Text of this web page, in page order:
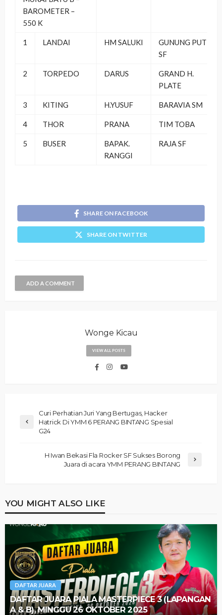
BAROMETER –
550 K
1 LANDAI HM SALUKI
GUNUNG PUTRI
SF
2 TORPEDO DARUS
GRAND H.
PLATE
3 KITING H.YUSUF BARAVIA SM
4 THOR PRANA TIM TOBA
5 BUSER
BAPAK.
RANGGI
RAJA SF
SHARE ON FACEBOOK
SHARE ON TWITTER
ADD A COMMENT
Wonge Kicau
VIEW ALL POSTS
Curi Perhatian Juri Yang Bertugas, Hacker
Hatrick Di YMM 6 PERANG BINTANG Spesial
G24
H Iwan Bekasi Fla Rocker SF Sukses Borong
Juara di acara YMM PERANG BINTANG
YOU MIGHT ALSO LIKE
DAFTAR JUARA
DAFTAR JUARA PIALA MASTERPIECE 3 (LAPANGAN
A & B), MINGGU 26 OKTOBER 2025